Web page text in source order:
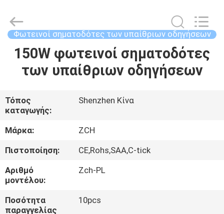
ΣΠΊΤΙ
ΠΕΡΊΠΟΥ
ΕΜΕΊΣ
ΓΎΡΟΣ
ΕΡΓΟΣΤΑΣΊΩΝ
Technology
Group
Co.,Ltd.
Reserved.
Φωτεινοί σηματοδότες των υπαίθριων οδηγήσεων
150W φωτεινοί σηματοδότες
των υπαίθριων οδηγήσεων
Τόπος
καταγωγής:
Shenzhen Κίνα
Μάρκα:
ZCH
Πιστοποίηση:
CE,Rohs,SAA,C-tick
Αριθμό
μοντέλου:
Zch-PL
Ποσότητα
παραγγελίας
10pcs